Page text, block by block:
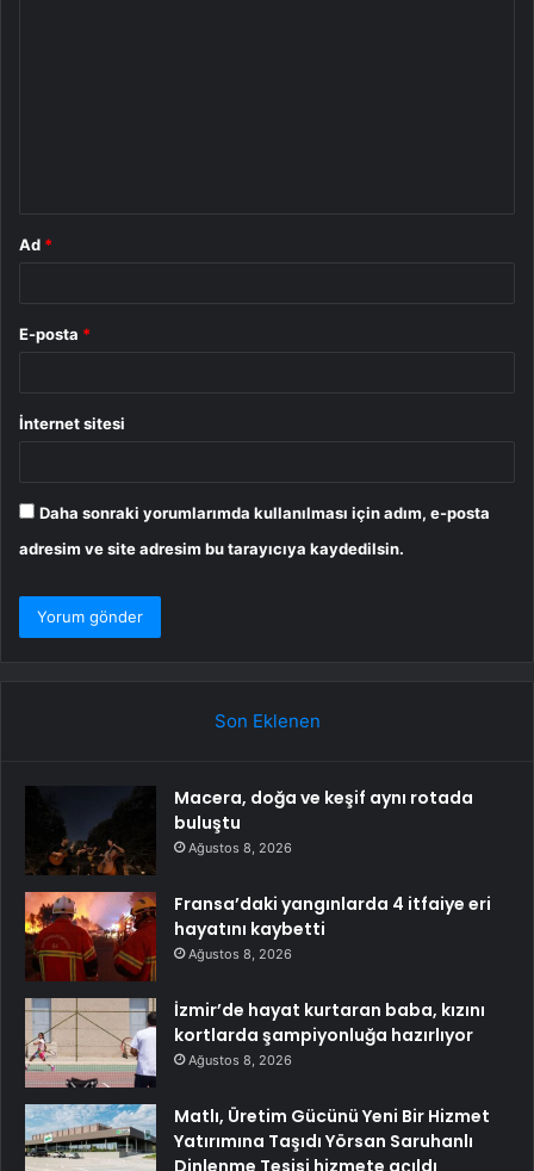
Ad *
E-posta *
İnternet sitesi
Daha sonraki yorumlarımda kullanılması için adım, e-posta
adresim ve site adresim bu tarayıcıya kaydedilsin.
Son Eklenen
Macera, doğa ve keşif aynı rotada
buluştu
Ağustos 8, 2026
Fransa’daki yangınlarda 4 itfaiye eri
hayatını kaybetti
Ağustos 8, 2026
İzmir’de hayat kurtaran baba, kızını
kortlarda şampiyonluğa hazırlıyor
Ağustos 8, 2026
Matlı, Üretim Gücünü Yeni Bir Hizmet
Yatırımına Taşıdı Yörsan Saruhanlı